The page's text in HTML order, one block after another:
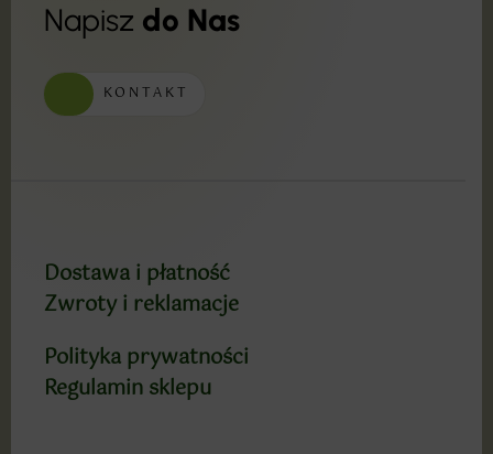
Napisz do Nas
KONTAKT
Dostawa i płatność
Zwroty i reklamacje
Polityka prywatności
Regulamin sklepu